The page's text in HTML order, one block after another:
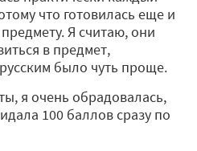
что готовилась еще и
Я считаю, они
в предмет,
было чуть проще.
я очень обрадовалась,
100 баллов сразу по